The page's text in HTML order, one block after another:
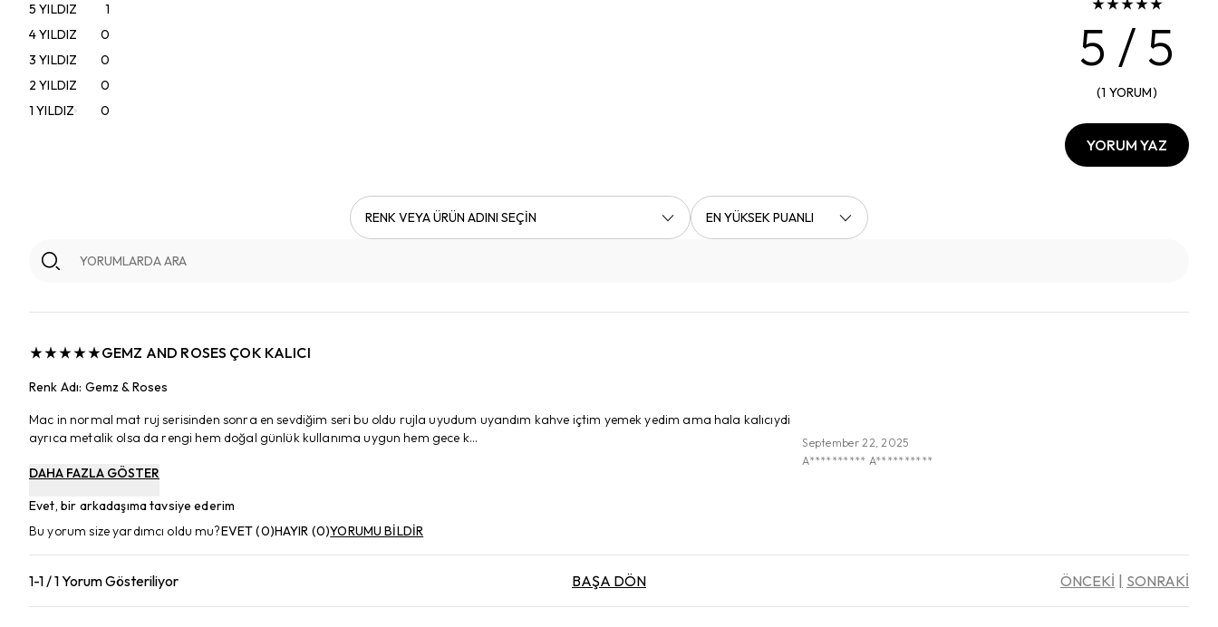
5 YILDIZ
1
4YILDIZ
0
3 YILDIZ
0
2 YILDIZ
0
1 YILDIZ 0
5 / 5
(1 YORUM)
YORUM YAZ
RENK VEYA ÜRÜN ADINI SEÇİN EN YÜKSEK PUANLI
GEMZ AND ROSES ÇOK KALICI
Renk Adı: Gemz & Roses
Mac in normal mat ruj serisinden sonra en sevdiğim seri bu oldu rujla uyudum uyandım kahve içtim yemek yedim ama hala kalıcıydi
ayrıca metalik olsa da rengi hem doğal günlük kullanıma uygun hem gece k...
DAHA FAZLA GÖSTER
Evet, bir arkadaşıma tavsiye ederim
Bu yorum size yardımcı oldu mu?EVET(0)HAYIR (0)YORUMU BİLDİR
September 22, 2025
A********** A**********
1-1 / 1 Yorum Gösteriliyor BAŞA DÖN ÖNCEKİ SONRAKİ